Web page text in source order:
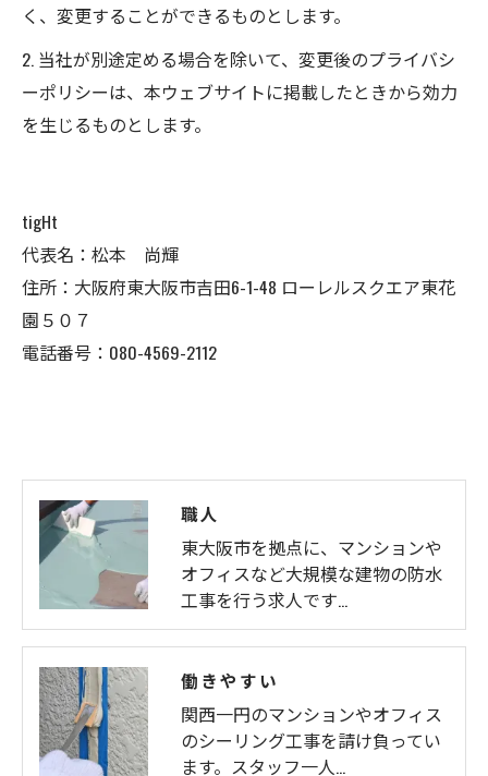
く、変更することができるものとします。
2. 当社が別途定める場合を除いて、変更後のプライバシ
ーポリシーは、本ウェブサイトに掲載したときから効力
を生じるものとします。
tigHt
代表名：松本 尚輝
住所：大阪府東大阪市吉田6-1-48 ローレルスクエア東花
園５０７
電話番号：080-4569-2112
職人
東大阪市を拠点に、マンションや
オフィスなど大規模な建物の防水
工事を行う求人です…
働きやすい
関西一円のマンションやオフィス
のシーリング工事を請け負ってい
ます。スタッフ一人…